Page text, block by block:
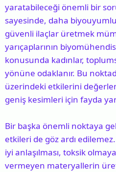
yaratabileceği önemli bir
sayesinde, daha
güvenli ilaçlar üretmek
yarıçaplarının
konusunda kadınlar,
yönüne odaklanır. Bu
üzerindeki etkilerini
geniş kesimleri için fayda
Bir başka önemli noktaya
etkileri de göz ardı
iyi anlaşılması, toksik
vermeyen materyallerin